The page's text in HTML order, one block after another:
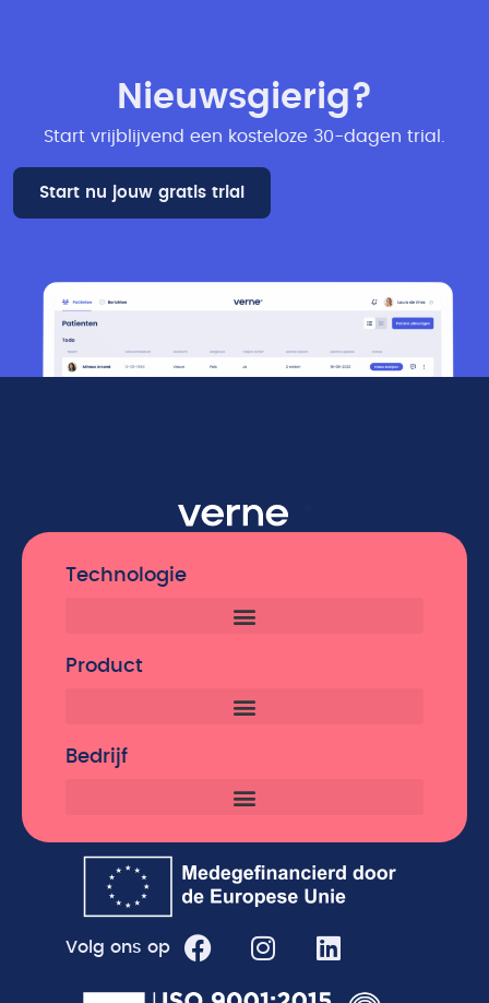
Nieuwsgierig?
Start vrijblijvend een kosteloze 30-dagen trial​.
Start nu jouw gratis trial
Technologie
Product
Bedrijf
Volg ons op